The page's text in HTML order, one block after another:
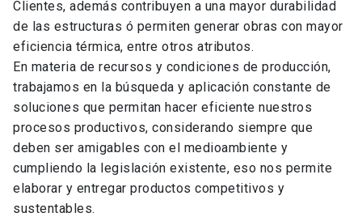
Clientes, además contribuyen a una mayor durabilidad
de las estructuras ó permiten generar obras con mayor
eficiencia térmica, entre otros atributos.
En materia de recursos y condiciones de producción,
trabajamos en la búsqueda y aplicación constante de
soluciones que permitan hacer eficiente nuestros
procesos productivos, considerando siempre que
deben ser amigables con el medioambiente y
cumpliendo la legislación existente, eso nos permite
elaborar y entregar productos competitivos y
sustentables.